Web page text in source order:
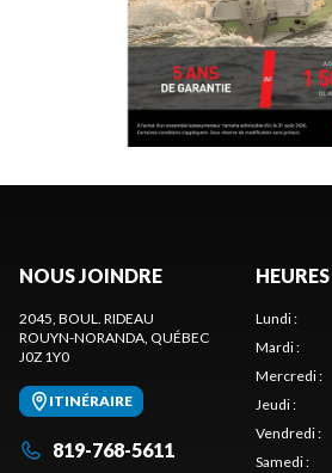
NOUS JOINDRE
2045, BOUL. RIDEAU
ROUYN-NORANDA, QUÉBEC
J0Z 1Y0
ITINÉRAIRE
819-768-5611
Lundi:
Mardi:
Mercredi:
Jeudi:
Vendredi:
Samedi: